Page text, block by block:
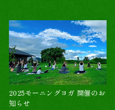
2025モーニングヨガ 開催のお
知らせ